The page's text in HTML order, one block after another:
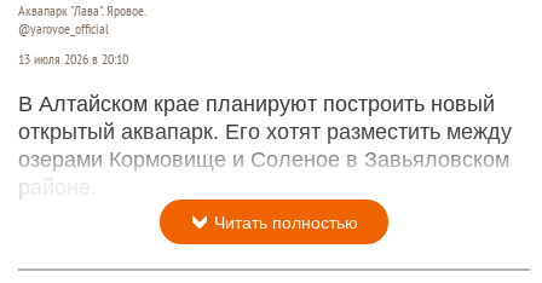
Аквапарк "Лава". Яровое.
@yarovoe_official
13 июля 2026 в 20:10
В Алтайском крае планируют построить новый
открытый аквапарк. Его хотят разместить между
озерами Кормовище и Соленое в Завьяловском
районе.
Читать полностью